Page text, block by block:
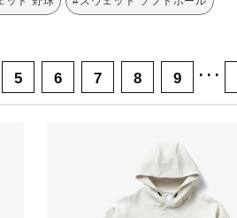
5 6 7 8 9 ･･･